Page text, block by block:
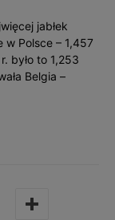
jabłek
w Polsce – 1,457
było to 1,253
Belgia –